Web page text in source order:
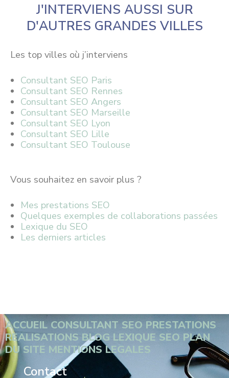
J'INTERVIENS AUSSI SUR
D'AUTRES GRANDES VILLES
Les top villes où j’interviens
Consultant SEO Paris
Consultant SEO Rennes
Consultant SEO Angers
Consultant SEO Marseille
Consultant SEO Lyon
Consultant SEO Lille
Consultant SEO Toulouse
Vous souhaitez en savoir plus ?
Mes prestations SEO
Quelques exemples de collaborations passées
Lexique du SEO
Les derniers articles
ACCUEIL CONSULTANT SEO PRESTATIONS
REALISATIONS BLOG LEXIQUE SEO PLAN
DU SITE MENTIONS LEGALES
Contact